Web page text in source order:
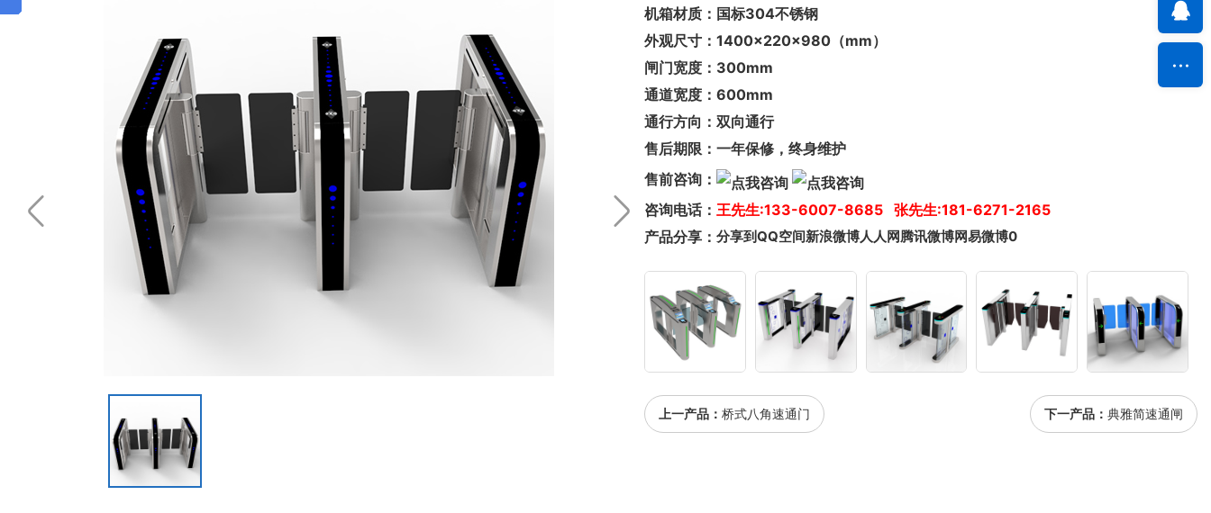
机箱材质： 国标304不锈钢
外观尺寸： 1400×220×980（mm）
闸门宽度： 300mm
通道宽度： 600mm
通行方向： 双向通行
售后期限： 一年保修，终身维护
售前咨询：
咨询电话： 王先生:133-6007-8685 张先生:181-6271-2165
产品分享： 分享到QQ空间新浪微博人人网腾讯微博网易微博0
上一产品： 桥式八角速通门 下一产品： 典雅简速通闸